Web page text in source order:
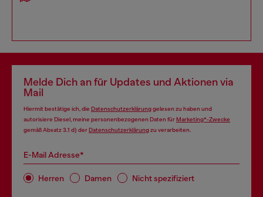
Melde Dich an für Updates und Aktionen via
Mail
Hiermit bestätige ich, die Datenschutzerklärunggelesen zu haben und
autorisiere Diesel, meine personenbezogenen Daten fürMarketing*-Zwecke
gemäß Absatz 3.1 d) derDatenschutzerklärungzu verarbeiten.
E-Mail Adresse*
Herren Damen Nicht spezifiziert